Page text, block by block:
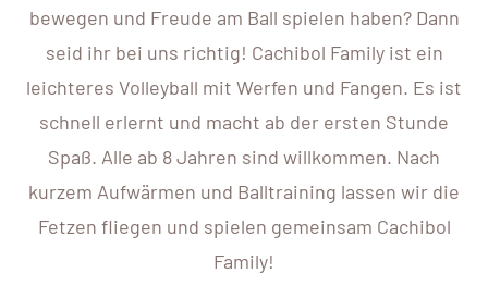
bewegen und Freude am Ball spielen haben? Dann
seid ihr bei uns richtig! Cachibol Family ist ein
leichteres Volleyball mit Werfen und Fangen. Es ist
schnell erlernt und macht ab der ersten Stunde
Spaß. Alle ab 8 Jahren sind willkommen. Nach
kurzem Aufwärmen und Balltraining lassen wir die
Fetzen fliegen und spielen gemeinsam Cachibol
Family!